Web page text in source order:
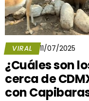
VIRAL 11/07/2025
¿Cuáles son
cerca de
con